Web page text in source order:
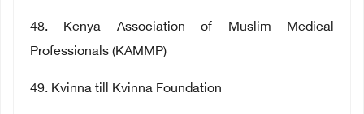
48. Kenya Association of Muslim Medical
Professionals (KAMMP)
49. Kvinna till Kvinna Foundation